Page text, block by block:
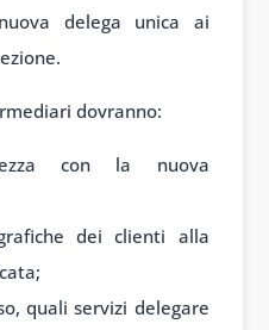
delega unica ai
dovranno:
con la nuova
dei clienti alla
quali servizi delegare